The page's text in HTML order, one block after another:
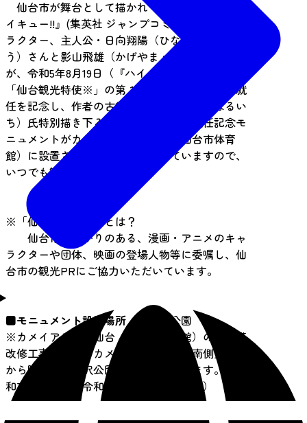
仙台市が舞台として描かれている人気漫画『ハ
イキュー!!』(集英社 ジャンプコミックス刊)のキャ
ラクター、主人公・日向翔陽（ひなた・しょうよ
う）さんと影山飛雄（かげやま・とびお）さん
が、令和5年8月19日（『ハイキュー!!』の日）に
「仙台観光特使※」の第１号に就任しました。就
任を記念し、作者の古舘春一（ふるだて・はるい
ち）氏特別描き下ろしイラストによる就任記念モ
ニュメントがカメイアリーナ仙台（仙台市体育
館）に設置されています。常設していますので、
いつでも観覧いただけます。
※「仙台観光特使」とは？
仙台市にゆかりのある、漫画・アニメのキャ
ラクターや団体、映画の登場人物等に委嘱し、仙
台市の観光PRにご協力いただいています。
■モニュメント設置場所富沢公園
※カメイアリーナ仙台（仙台市体育館）の大規模
改修工事に伴い、カメイアリーナ仙台南側玄関脇
から隣接する富沢公園内へ移設しています。（令
和7年5月23日～令和9年3月頃までを予定）